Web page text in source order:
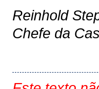
Reinhold
Chefe da